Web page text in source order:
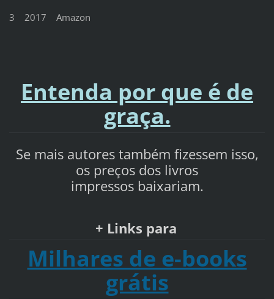
3 2017 Amazon
Entenda por que é de
graça.
Se mais autores também fizessem isso,
os preços dos livros
impressos baixariam.
+ Links para
Milhares de e-books
grátis